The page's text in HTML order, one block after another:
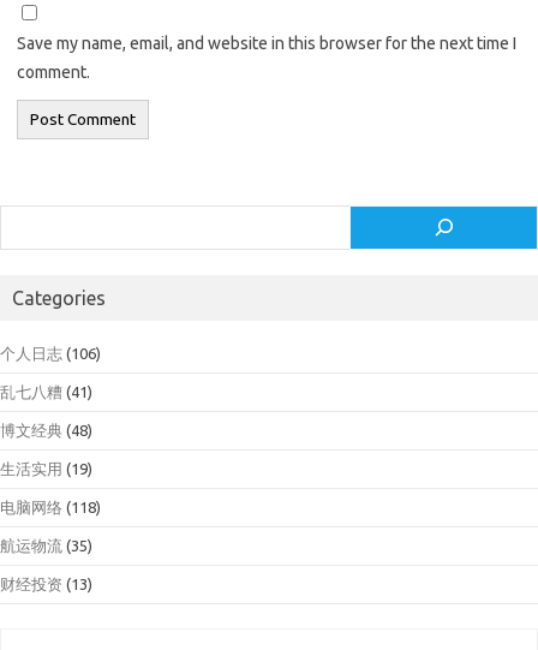
Save my name, email, and website in this browser for the next time I
comment.
Categories
个人日志 (106)
乱七八糟 (41)
博文经典 (48)
生活实用 (19)
电脑网络 (118)
航运物流 (35)
财经投资 (13)